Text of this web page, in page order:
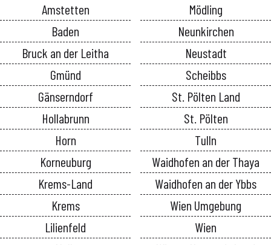
Amstetten
Baden
Bruck an der Leitha
Gmünd
Gänserndorf
Hollabrunn
Horn
Korneuburg
Krems-Land
Krems
Lilienfeld
Mödling
Neunkirchen
Neustadt
Scheibbs
St. Pölten Land
St. Pölten
Tulln
Waidhofen an der Thaya
Waidhofen an der Ybbs
Wien Umgebung
Wien